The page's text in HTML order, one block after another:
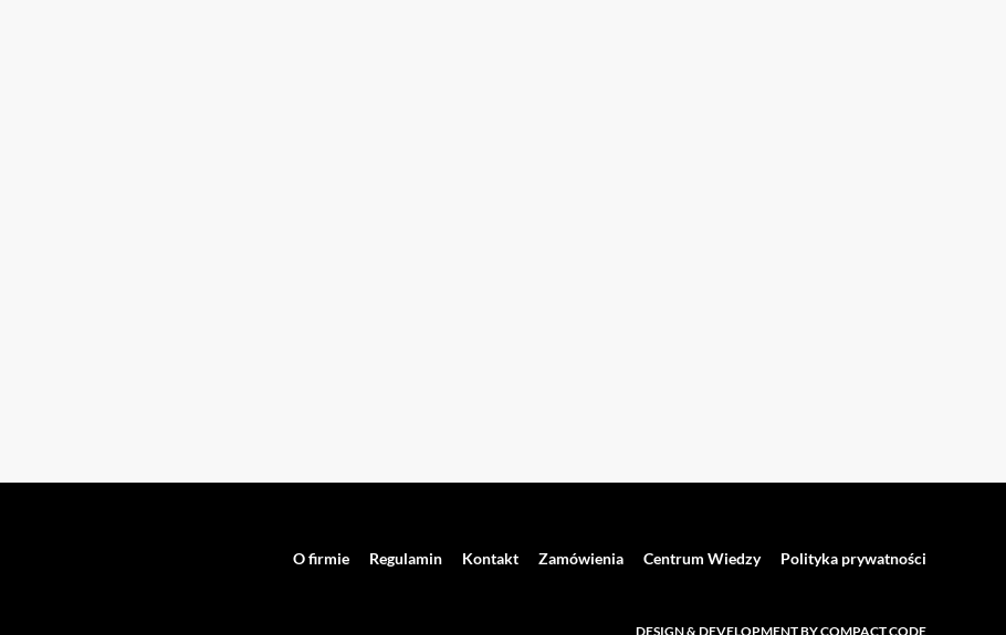
O firmie Regulamin Kontakt Zamówienia Centrum Wiedzy Polityka prywatności
DESIGN & DEVELOPMENT BY COMPACT CODE